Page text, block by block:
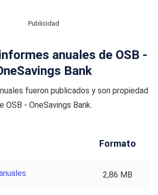
Publicidad
anuales de OSB -
Bank
fueron publicados y son propiedad
OSB - OneSavings Bank.
Formato
2,86 MB